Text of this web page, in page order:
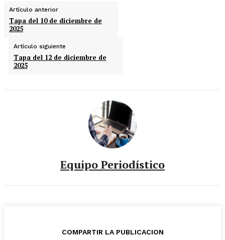
Artículo anterior
Tapa del 10 de diciembre de
2025
Artículo siguiente
Tapa del 12 de diciembre de
2025
Equipo Periodístico
COMPARTIR LA PUBLICACION